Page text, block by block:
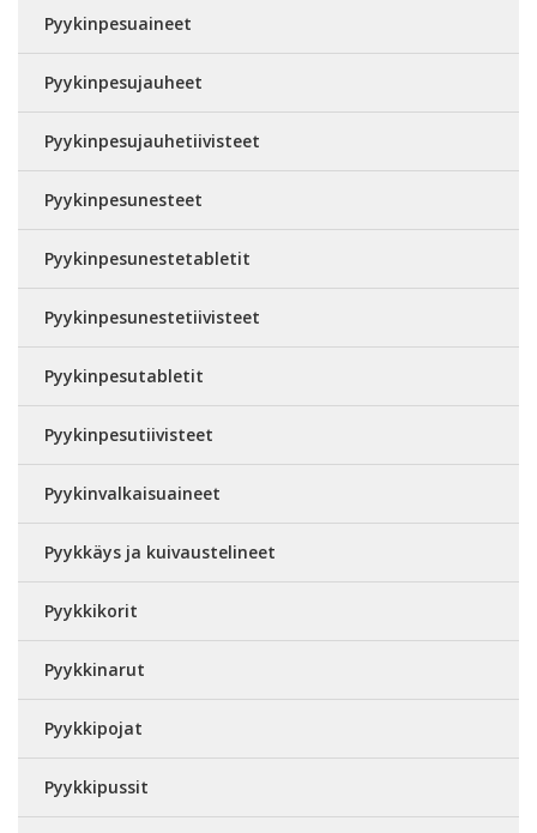
Pyykinpesuaineet
Pyykinpesujauheet
Pyykinpesujauhetiivisteet
Pyykinpesunesteet
Pyykinpesunestetabletit
Pyykinpesunestetiivisteet
Pyykinpesutabletit
Pyykinpesutiivisteet
Pyykinvalkaisuaineet
Pyykkäys ja kuivaustelineet
Pyykkikorit
Pyykkinarut
Pyykkipojat
Pyykkipussit